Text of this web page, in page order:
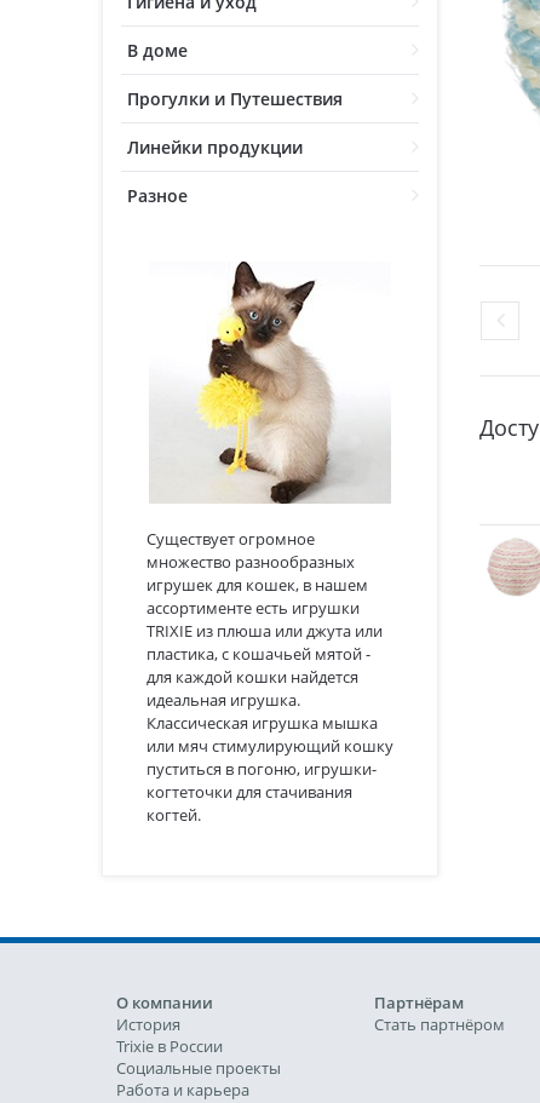
В доме
Прогулки и Путешествия
Линейки продукции
Разное
Существует огромное
множество разнообразных
игрушек для кошек, в нашем
ассортименте есть игрушки
TRIXIE из плюша или джута или
пластика, с кошачьей мятой -
для каждой кошки найдется
идеальная игрушка.
Классическая игрушка мышка
или мяч стимулирующий кошку
пуститься в погоню, игрушки-
когтеточки для стачивания
когтей.
О компании
История
Trixie в России
Социальные проекты
Работа и карьера
Партнёрам
Стать партнёром